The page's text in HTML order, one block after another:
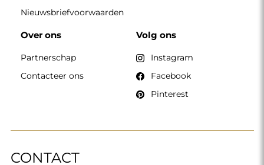
CONTACT
Nieuwsbriefvoorwaarden
Over ons
Partnerschap
Contacteer ons
Volg ons
Instagram
Facebook
Pinterest